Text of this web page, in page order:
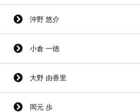
沖野 悠介
小倉 一徳
大野 由香里
岡元 歩